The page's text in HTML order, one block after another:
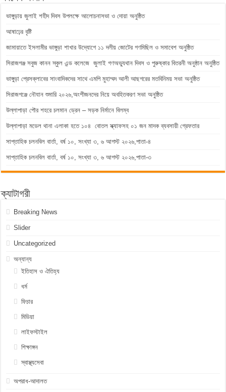
ভাঙ্গুড়ায় জুলাই শহীদ দিবস উপলক্ষে আলোচনাসভা ও দোয়া অনুষ্ঠিত
আষাঢ়ের বৃষ্টি
জামায়াতে ইসলামীর ভাঙ্গুড়া শাখার উদ্যোগে ১১ দলীয় জোটের গণমিছিল ও সমাবেশ অনুষ্ঠিত
সিরাজগঞ্জ সবুজ কানন স্কুল এন্ড কলেজে জুলাই গণঅভ্যুথান দিবস ও পুরুষ্কার বিতরনী অনুষ্ঠান অনুষ্ঠিত
ভাঙ্গুড়া প্রেসক্লাবের সাংবাদিকদের সাথে এমপি মুহাম্মদ আলী আছগরের মতবিনিময় সভা অনুষ্ঠিত
সিরাজগঞ্জে নৌযান শুমারি ২০২৬,অংশীজনদের নিয়ে অবহিতকরণ সভা অনুষ্ঠিত
উল্লাপাড়া পৌর শহরে চলমান ড্রেন – সড়ক নির্মানে বিলম্ব
উল্লাপাড়া মডেল থানা এলাকা হতে ১০৪ বোতল স্ক্যাফসহ ০১ জন মাদক ব্যবসায়ী গ্রেফতার
সাপ্তাহিক চলনবিল বার্তা, বর্ষ ১০, সংখ্যা ৩, ৬ আগস্ট ২০২৬,পাতা-৪
সাপ্তাহিক চলনবিল বার্তা, বর্ষ ১০, সংখ্যা ৩, ৬ আগস্ট ২০২৬,পাতা-৩
ক্যাটাগরী
Breaking News
Slider
Uncategorized
অন্যান্য
ইতিহাস ও ঐতিহ্য
ধর্ম
ফিচার
মিডিয়া
লাইফস্টাইল
শিক্ষাঙ্গন
স্বাস্থ্যসেবা
অপরাধ-আদালত